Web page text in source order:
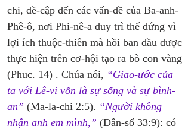
chi, đề-cập đến các vấn-đề của Ba-anh-
Phê-ô, nơi Phi-nê-a duy trì thế đứng vì
lợi ích thuộc-thiên mà hồi ban đầu được
thực hiện trên cơ-hội tạo ra bò con vàng
(Phuc. 14) . Chúa nói, “Giao-ước của
ta với Lê-vi vốn là sự sống và sự bình-
an” (Ma-la-chi 2:5). “Người không
nhận anh em mình,” (Dân-số 33:9): có